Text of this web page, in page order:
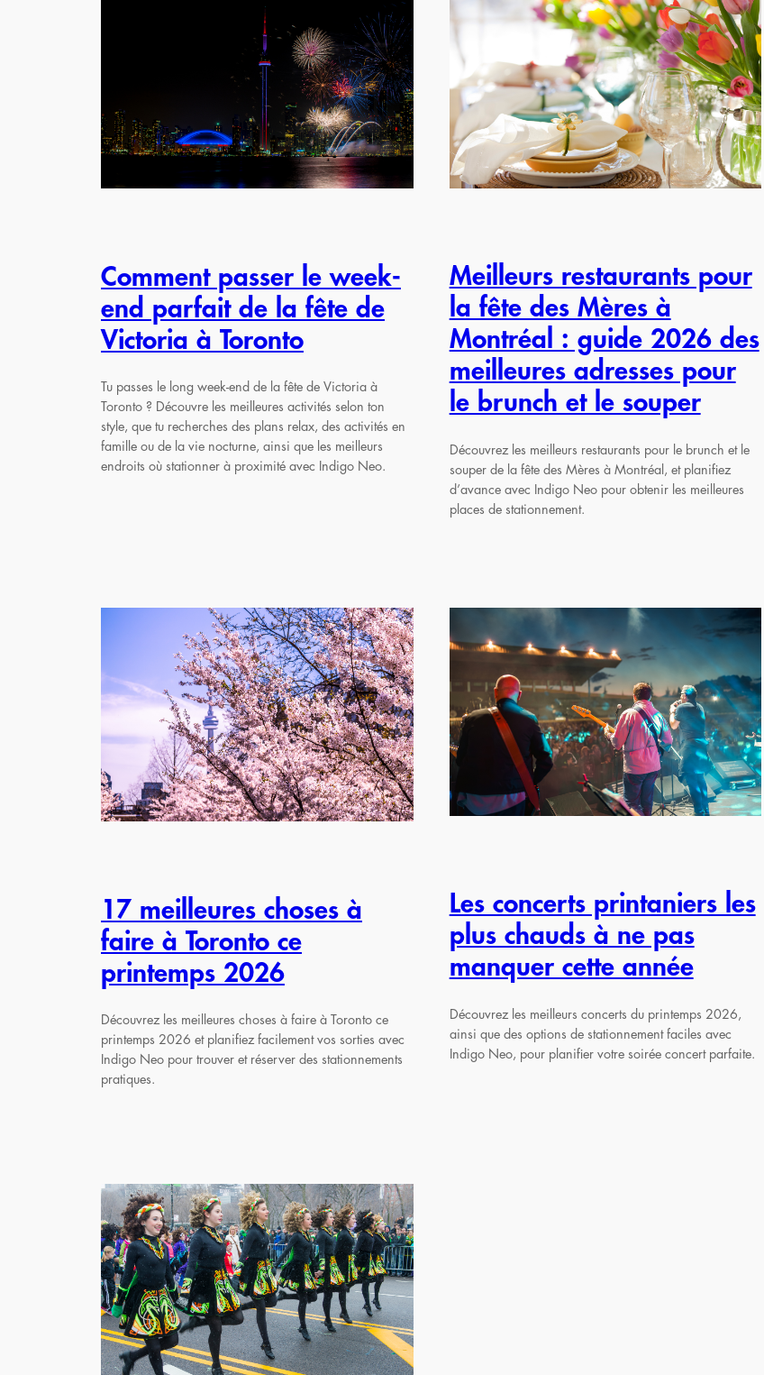
Comment passer le week-
end parfait de la fête de
Victoria à Toronto
Tu passes le long week-end de la fête de Victoria à
Toronto ? Découvre les meilleures activités selon ton
style, que tu recherches des plans relax, des activités en
famille ou de la vie nocturne, ainsi que les meilleurs
endroits où stationner à proximité avec Indigo Neo.
Meilleurs restaurants pour
la fête des Mères à
Montréal : guide 2026 des
meilleures adresses pour
le brunch et le souper
Découvrez les meilleurs restaurants pour le brunch et le
souper de la fête des Mères à Montréal, et planifiez
d’avance avec Indigo Neo pour obtenir les meilleures
places de stationnement.
17 meilleures choses à
faire à Toronto ce
printemps 2026
Découvrez les meilleures choses à faire à Toronto ce
printemps 2026 et planifiez facilement vos sorties avec
Indigo Neo pour trouver et réserver des stationnements
pratiques.
Les concerts printaniers les
plus chauds à ne pas
manquer cette année
Découvrez les meilleurs concerts du printemps 2026,
ainsi que des options de stationnement faciles avec
Indigo Neo, pour planifier votre soirée concert parfaite.